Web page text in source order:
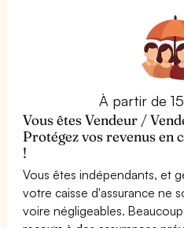
À partir de
Vous êtes Vendeur /
Protégez vos revenus en
!
Vous êtes indépendants, et
votre caisse d'assurance ne
voire négligeables.